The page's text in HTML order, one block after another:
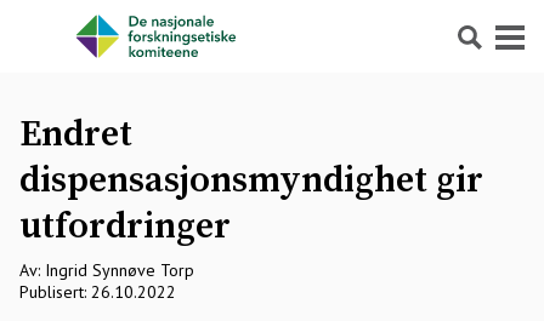
Søk Meny
Endret
dispensasjonsmyndighet gir
utfordringer
Av: Ingrid Synnøve Torp
Publisert: 26.10.2022